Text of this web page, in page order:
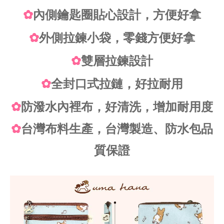
✿內側鑰匙圈貼心設計，方便好拿
✿外側拉鍊小袋，零錢方便好拿
✿雙層拉鍊設計
✿全封口式拉鏈，好拉耐用
✿防潑水內裡布，好清洗，增加耐用度
✿台灣布料生產，台灣製造、防水包品
質保證